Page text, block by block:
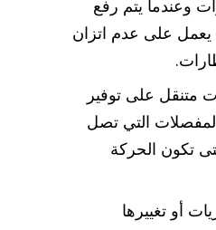
وعندما يتم رفع
على عدم اتزان
متنقل على توفير
التي تصل
تكون الحركة
أو تغييرها